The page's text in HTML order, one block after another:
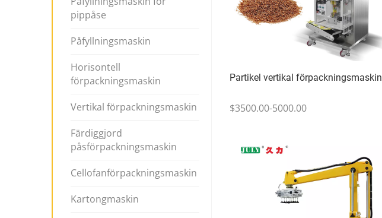
Partikel vertikal förpackningsmaskin
$3500.00-5000.00
pippåse
Påfyllningsmaskin
Horisontell
förpackningsmaskin
Vertikal förpackningsmaskin
Färdiggjord
påsförpackningsmaskin
Cellofanförpackningsmaskin
Kartongmaskin